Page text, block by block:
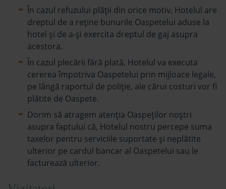
În cazul refuzului plății din orice motiv, Hotelul are
dreptul de a reține bunurile Oaspetelui aduse la
hotel și de a-și exercita dreptul de gaj asupra
acestora.
În cazul plecării fără plată, Hotelul va executa
cererea împotriva Oaspetelui prin mijloace legale,
pe lângă raportul de poliție, ale cărui costuri vor fi
plătite de Oaspete.
Dorim să atragem atenția Oaspeților noştri
asupra faptului că, Hotelul nostru percepe suma
taxelor pentru serviciile suportate și neplătite
ulterior pe cardul bancar al Oaspetelui sau le
facturează ulterior.